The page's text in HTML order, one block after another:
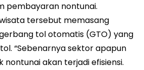
pembayaran nontunai.
tersebut memasang
tol otomatis (GTO) yang
“Sebenarnya sektor apapun
nontunai akan terjadi efisiensi.